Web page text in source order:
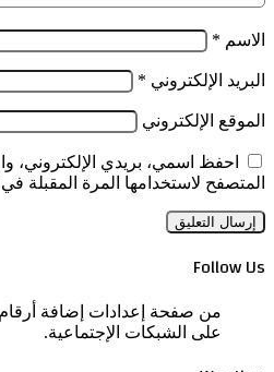
الاسم *
البريد الإلكتروني *
الموقع الإلكتروني
احفظ اسمي، بريدي الإلكتروني،
المتصفح لاستخدامها المرة المقبلة
Follow Us
من صفحة إعدادات إضافة أرقام
على الشبكات الإجتماعية.